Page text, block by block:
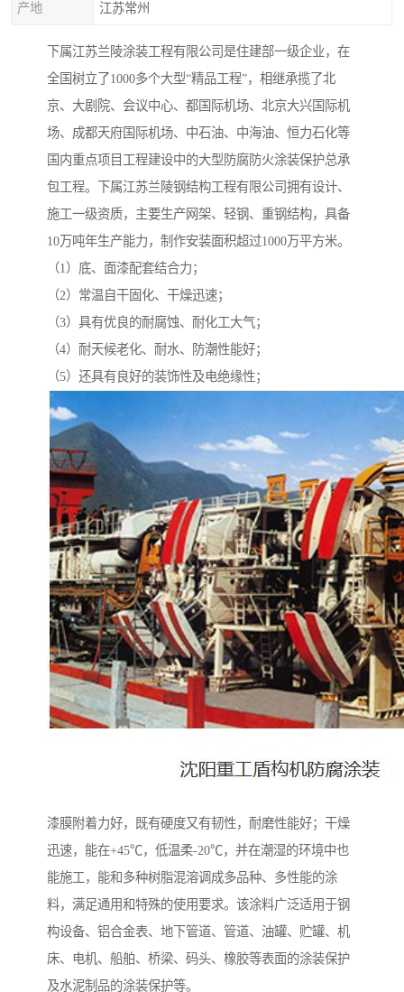
产地 江苏常州
下属江苏兰陵涂装工程有限公司是住建部一级企业，在
全国树立了1000多个大型“精品工程”，相继承揽了北
京、大剧院、会议中心、都国际机场、北京大兴国际机
场、成都天府国际机场、中石油、中海油、恒力石化等
国内重点项目工程建设中的大型防腐防火涂装保护总承
包工程。下属江苏兰陵钢结构工程有限公司拥有设计、
施工一级资质，主要生产网架、轻钢、重钢结构，具备
10万吨年生产能力，制作安装面积超过1000万平方米。
（1）底、面漆配套结合力；
（2）常温自干固化、干燥迅速；
（3）具有优良的耐腐蚀、耐化工大气；
（4）耐天候老化、耐水、防潮性能好；
（5）还具有良好的装饰性及电绝缘性；
漆膜附着力好，既有硬度又有韧性，耐磨性能好；干燥
迅速，能在+45℃，低温柔-20℃，并在潮湿的环境中也
能施工，能和多种树脂混溶调成多品种、多性能的涂
料，满足通用和特殊的使用要求。该涂料广泛适用于钢
构设备、铝合金表、地下管道、管道、油罐、贮罐、机
床、电机、船舶、桥梁、码头、橡胶等表面的涂装保护
及水泥制品的涂装保护等。